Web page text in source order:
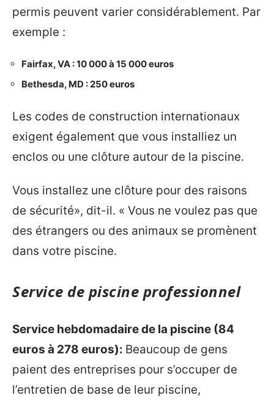
permis peuvent varier considérablement. Par
exemple :
Fairfax, VA : 10 000 à 15 000 euros
Bethesda, MD : 250 euros
Les codes de construction internationaux
exigent également que vous installiez un
enclos ou une clôture autour de la piscine.
Vous installez une clôture pour des raisons
de sécurité», dit-il. « Vous ne voulez pas que
des étrangers ou des animaux se promènent
dans votre piscine.
Service de piscine professionnel
Service hebdomadaire de la piscine (84
euros à 278 euros): Beaucoup de gens
paient des entreprises pour s’occuper de
l’entretien de base de leur piscine,